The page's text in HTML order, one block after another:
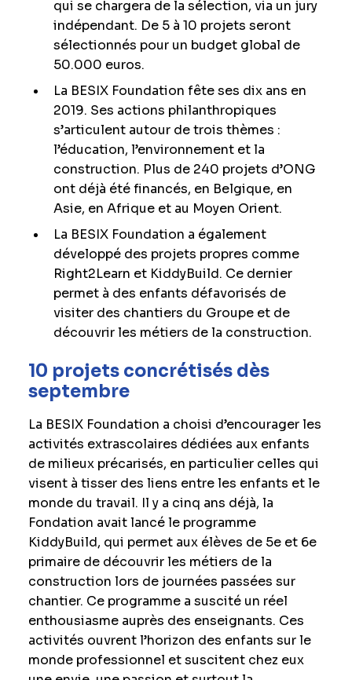
qui se chargera de la sélection, via un jury
indépendant. De 5 à 10 projets seront
sélectionnés pour un budget global de
50.000 euros.
La BESIX Foundation fête ses dix ans en
2019. Ses actions philanthropiques
s’articulent autour de trois thèmes :
l’éducation, l’environnement et la
construction. Plus de 240 projets d’ONG
ont déjà été financés, en Belgique, en
Asie, en Afrique et au Moyen Orient.
La BESIX Foundation a également
développé des projets propres comme
Right2Learn et KiddyBuild. Ce dernier
permet à des enfants défavorisés de
visiter des chantiers du Groupe et de
découvrir les métiers de la construction.
10 projets concrétisés dès
septembre
La BESIX Foundation a choisi d’encourager les
activités extrascolaires dédiées aux enfants
de milieux précarisés, en particulier celles qui
visent à tisser des liens entre les enfants et le
monde du travail. Il y a cinq ans déjà, la
Fondation avait lancé le programme
KiddyBuild, qui permet aux élèves de 5e et 6e
primaire de découvrir les métiers de la
construction lors de journées passées sur
chantier. Ce programme a suscité un réel
enthousiasme auprès des enseignants. Ces
activités ouvrent l’horizon des enfants sur le
monde professionnel et suscitent chez eux